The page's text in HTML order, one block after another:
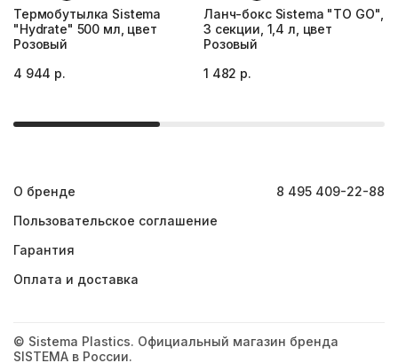
Термобутылка Sistema
"Hydrate" 500 мл, цвет
Розовый
4 944 р.
Ланч-бокс Sistema "TO GO",
3 секции, 1,4 л, цвет
Розовый
1 482 р.
О бренде
Пользовательское соглашение
Гарантия
Оплата и доставка
8 495 409-22-88
© Sistema Plastics. Официальный магазин бренда
SISTEMA в России.